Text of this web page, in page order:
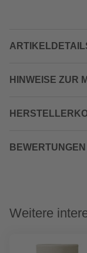
HINWEISE ZUR
BEWERTUNGEN
Weitere